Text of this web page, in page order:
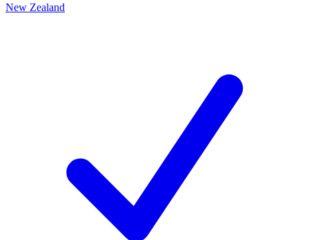
New Zealand